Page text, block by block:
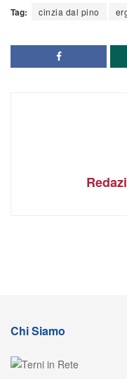
Tag: cinzia dal pino
Chi Siamo